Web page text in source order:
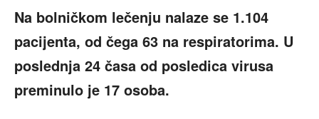
Na bolničkom lečenju nalaze se 1.104
pacijenta, od čega 63 na respiratorima. U
poslednja 24 časa od posledica virusa
preminulo je 17 osoba.